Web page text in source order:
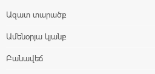
Ազատ տարածք
Ամենօրյա կյանք
Բանավեճ